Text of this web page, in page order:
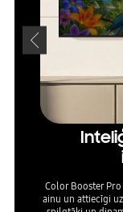
Color Booster
ainu un attiecīgi